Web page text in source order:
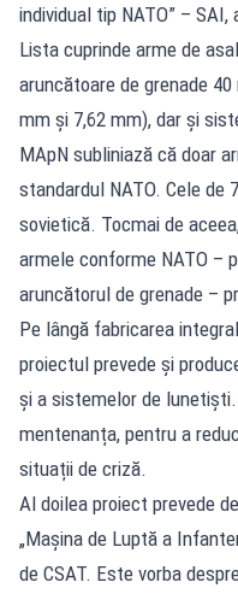
individual tip NATO” –
Lista cuprinde arme de
aruncătoare de grenade
mm și 7,62 mm), dar și
MApN subliniază că doar
standardul NATO. Cele de
sovietică. Tocmai de
armele conforme NATO –
aruncătorul de grenade –
Pe lângă fabricarea
proiectul prevede și
și a sistemelor de
mentenanța, pentru a
situații de criză.
Al doilea proiect prevede
„Mașina de Luptă a
de CSAT. Este vorba